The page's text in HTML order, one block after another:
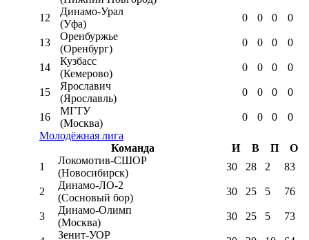
12
Динамо-Урал
(Уфа)
0 0 0 0
13
Оренбуржье
(Оренбург)
0 0 0 0
14
Кузбасс
(Кемерово)
0 0 0 0
15
Ярославич
(Ярославль)
0 0 0 0
16
МГТУ
(Москва)
0 0 0
0
Молодёжная лига
Команда
И В П
О
1
Локомотив-CШОР
(Новосибирск)
30 28 2 83
2
Динамо-ЛО-2
(Сосновый бор)
30 25 5 76
3
Динамо-Олимп
(Москва)
30 25 5 73
Зенит-УОР